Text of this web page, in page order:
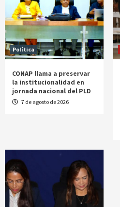
Política
CONAP llama a preservar
la institucionalidad en
jornada nacional del PLD
7 de agosto de 2026